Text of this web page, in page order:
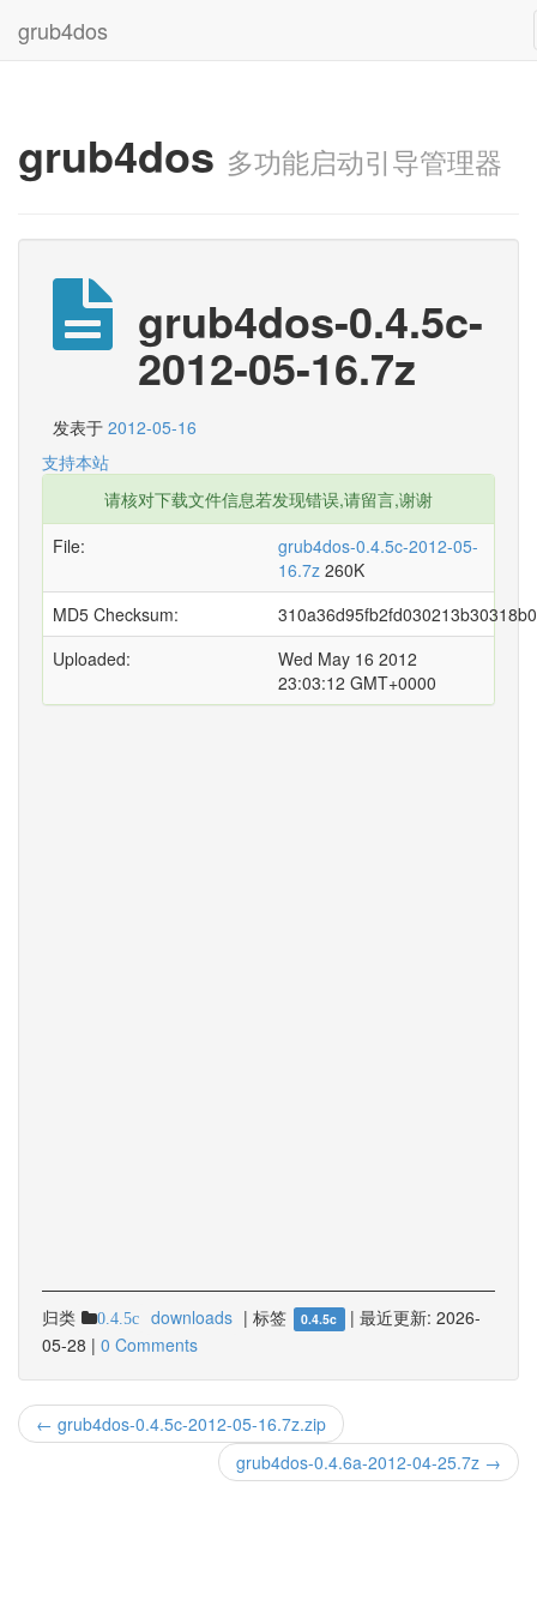
grub4dos
grub4dos 多功能启动引导管理器
grub4dos-0.4.5c-
2012-05-16.7z
发表于 2012-05-16
支持本站
请核对下载文件信息若发现错误,请留言,谢谢
File:
grub4dos-0.4.5c-2012-05-
16.7z 260K
MD5 Checksum:
Uploaded:
Wed May 16 2012
23:03:12 GMT+0000
归类 0.4.5c downloads | 标签 0.4.5c | 最近更新: 2026-
05-28 | 0 Comments
← grub4dos-0.4.5c-2012-05-16.7z.zip
grub4dos-0.4.6a-2012-04-25.7z →